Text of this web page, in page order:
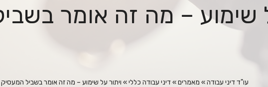
שימוע – מה זה אומר
עו"ד דיני עבודה» מאמרים»דיני עבודה כללי» ויתור על שימוע – מה זה אומר בשביל המעסיק